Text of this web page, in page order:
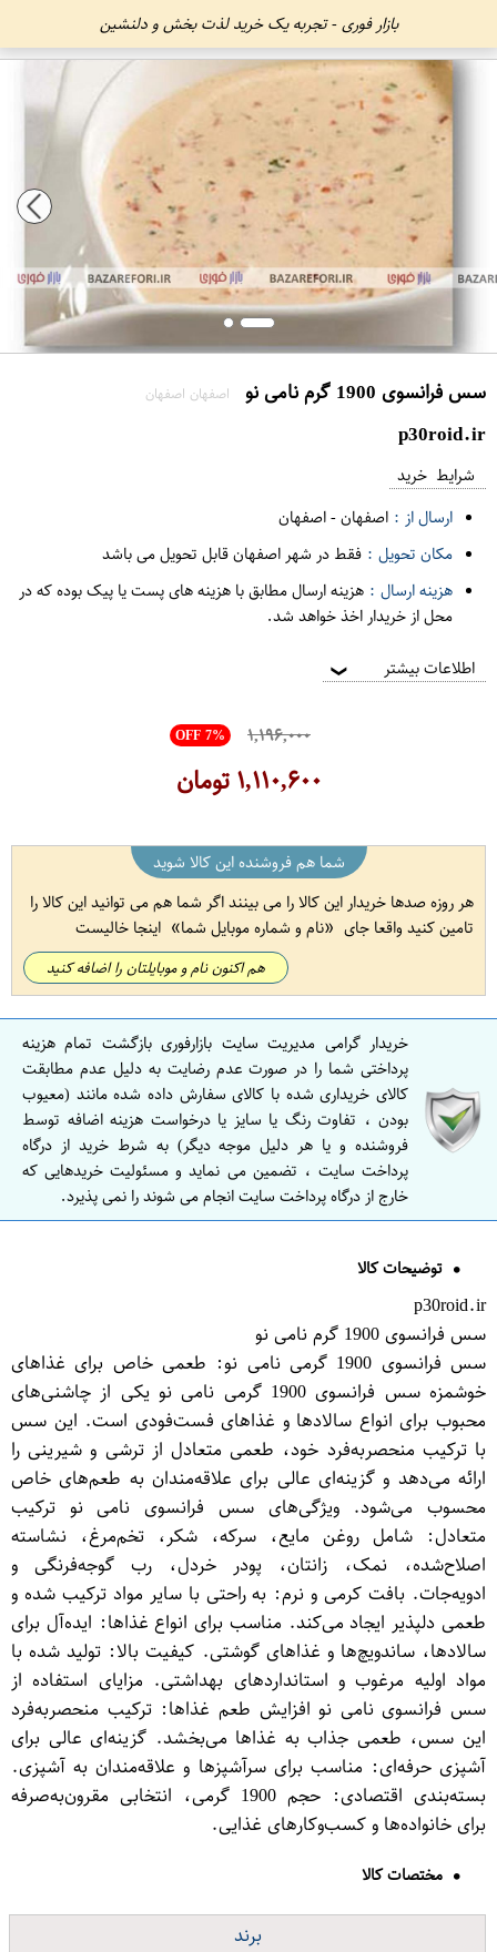
بازار فوری - تجربه یک خرید لذت بخش و دلنشین
سس فرانسوی 1900 گرم نامی نو اصفهان اصفهان
p30roid.ir
شرایط خرید
ارسال از : اصفهان-اصفهان
مکان تحویل : فقط در شهر اصفهان قابل تحویل می باشد
هزینه ارسال : هزینه ارسال مطابق با هزینه های پست یا پیک بوده که در
محل از خریدار اخذ خواهد شد.
اطلاعات بیشتر ❯
OFF 7% ۱,۱۹۶,۰۰۰
۱,۱۱۰,۶۰۰تومان
شما هم فروشنده این کالا شوید
هر روزه صدها خریدار این کالا را می بینند اگر شما هم می توانید این کالا را
تامین کنید واقعا جای
نام و شماره موبایل شما اینجا خالیست
هم اکنون نام و موبایلتان را اضافه کنید
خریدار گرامی مدیریت سایت بازارفوری بازگشت تمام هزینه
پرداختی شما را در صورت عدم رضایت به دلیل عدم مطابقت
کالای خریداری شده با کالای سفارش داده شده مانند (معیوب
بودن ، تفاوت رنگ یا سایز یا درخواست هزینه اضافه توسط
فروشنده و یا هر دلیل موجه دیگر) به شرط خرید از درگاه
پرداخت سایت ، تضمین می نماید و مسئولیت خریدهایی که
خارج از درگاه پرداخت سایت انجام می شوند را نمی پذیرد.
توضیحات کالا
p30roid.ir
سس فرانسوی 1900 گرم نامی نو
سس فرانسوی 1900 گرمی نامی نو: طعمی خاص برای غذاهای
خوشمزه سس فرانسوی 1900 گرمی نامی نو یکی از چاشنی‌های
محبوب برای انواع سالادها و غذاهای فست‌فودی است. این سس
با ترکیب منحصر‌به‌فرد خود، طعمی متعادل از ترشی و شیرینی را
ارائه می‌دهد و گزینه‌ای عالی برای علاقه‌مندان به طعم‌های خاص
محسوب می‌شود. ویژگی‌های سس فرانسوی نامی نو ترکیب
متعادل: شامل روغن مایع، سرکه، شکر، تخم‌مرغ، نشاسته
اصلاح‌شده، نمک، زانتان، پودر خردل، رب گوجه‌فرنگی و
ادویه‌جات. بافت کرمی و نرم: به راحتی با سایر مواد ترکیب شده و
طعمی دلپذیر ایجاد می‌کند. مناسب برای انواع غذاها: ایده‌آل برای
سالادها، ساندویچ‌ها و غذاهای گوشتی. کیفیت بالا: تولید شده با
مواد اولیه مرغوب و استانداردهای بهداشتی. مزایای استفاده از
سس فرانسوی نامی نو افزایش طعم غذاها: ترکیب منحصر‌به‌فرد
این سس، طعمی جذاب به غذاها می‌بخشد. گزینه‌ای عالی برای
آشپزی حرفه‌ای: مناسب برای سرآشپزها و علاقه‌مندان به آشپزی.
بسته‌بندی اقتصادی: حجم 1900 گرمی، انتخابی مقرون‌به‌صرفه
برای خانواده‌ها و کسب‌وکارهای غذایی.
مختصات کالا
برند